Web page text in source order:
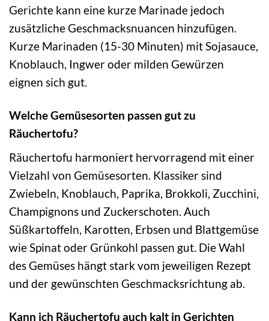
Gerichte kann eine kurze Marinade jedoch
zusätzliche Geschmacksnuancen hinzufügen.
Kurze Marinaden (15-30 Minuten) mit Sojasauce,
Knoblauch, Ingwer oder milden Gewürzen
eignen sich gut.
Welche Gemüsesorten passen gut zu
Räuchertofu?
Räuchertofu harmoniert hervorragend mit einer
Vielzahl von Gemüsesorten. Klassiker sind
Zwiebeln, Knoblauch, Paprika, Brokkoli, Zucchini,
Champignons und Zuckerschoten. Auch
Süßkartoffeln, Karotten, Erbsen und Blattgemüse
wie Spinat oder Grünkohl passen gut. Die Wahl
des Gemüses hängt stark vom jeweiligen Rezept
und der gewünschten Geschmacksrichtung ab.
Kann ich Räuchertofu auch kalt in Gerichten